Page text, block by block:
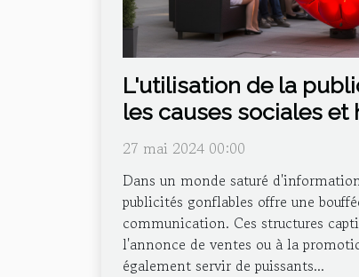
L'utilisation de la
les causes sociales et
27 mai 2024 00:00
Dans un monde saturé
publicités gonflables offre une
communication. Ces structures
l'annonce de ventes ou à la
également servir de puissants...